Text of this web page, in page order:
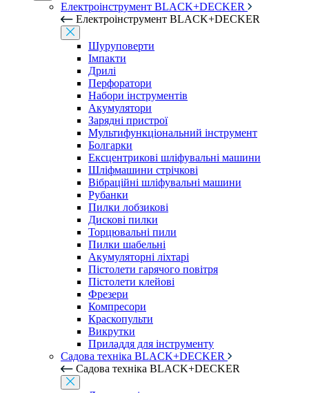
Електроінструмент BLACK+DECKER
Електроінструмент BLACK+DECKER
Шуруповерти
Імпакти
Дрилі
Перфоратори
Набори інструментів
Акумулятори
Зарядні пристрої
Мультифункціональний інструмент
Болгарки
Ексцентрикові шліфувальні машини
Шліфмашини стрічкові
Вібраційні шліфувальні машини
Рубанки
Пилки лобзикові
Дискові пилки
Торцювальні пили
Пилки шабельні
Акумуляторні ліхтарі
Пістолети гарячого повітря
Пістолети клейові
Фрезери
Компресори
Краскопульти
Викрутки
Приладдя для інструменту
Садова техніка BLACK+DECKER
Садова техніка BLACK+DECKER